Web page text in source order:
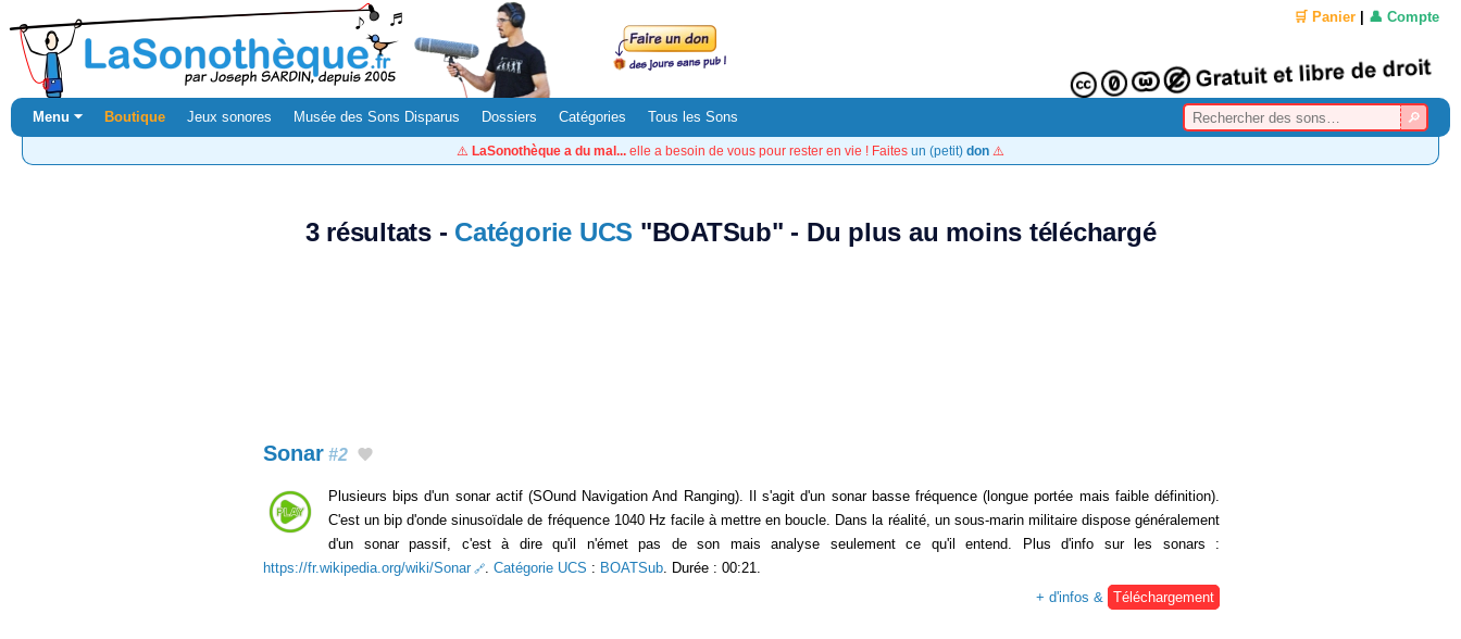
🛒 Panier 👤 Compte
Menu ⏷ Boutique Jeux sonores Musée des Sons Disparus Dossiers Catégories Tous les Sons
⚠️ LaSonothèque a du mal... elle a besoin de vous pour rester en vie ! Faites un (petit) don ⚠️
3 résultats - Catégorie UCS "BOATSub" - Du plus au moins téléchargé
Sonar #2
Plusieurs bips d'un sonar actif (SOund Navigation And Ranging). Il s'agit d'un sonar basse fréquence (longue portée mais faible définition).
C'est un bip d'onde sinusoïdale de fréquence 1040 Hz facile à mettre en boucle. Dans la réalité, un sous-marin militaire dispose généralement
d'un sonar passif, c'est à dire qu'il n'émet pas de son mais analyse seulement ce qu'il entend. Plus d'info sur les sonars :
https://fr.wikipedia.org/wiki/Sonar
. Catégorie UCS : BOATSub. Durée : 00:21.
+ d'infos &
Téléchargement